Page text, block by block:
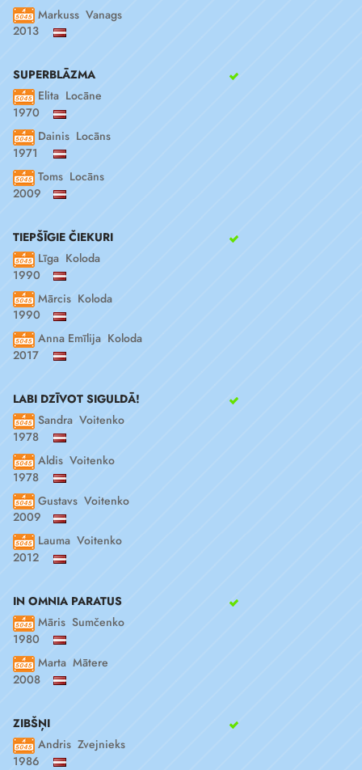
Markuss Vanags
2013
SUPERBLĀZMA
Elita Locāne
1970
Dainis Locāns
1971
Toms Locāns
2009
TIEPŠĪGIE ČIEKURI
Līga Koloda
1990
Mārcis Koloda
1990
Anna Emīlija Koloda
2017
LABI DZĪVOT SIGULDĀ!
Sandra Voitenko
1978
Aldis Voitenko
1978
Gustavs Voitenko
2009
Lauma Voitenko
2012
IN OMNIA PARATUS
Māris Sumčenko
1980
Marta Mātere
2008
ZIBŠŅI
Andris Zvejnieks
1986